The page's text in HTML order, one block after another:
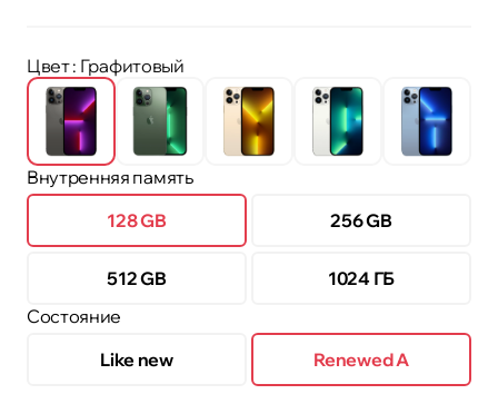
Цвет: Графитовый
Внутренняя память
128 GB
256 GB
512 GB
1024 ГБ
Состояние
Like new
Renewed A